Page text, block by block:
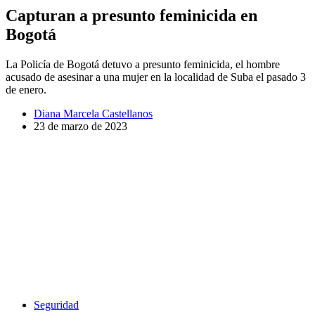
Capturan a presunto feminicida en
Bogotá
La Policía de Bogotá detuvo a presunto feminicida, el hombre
acusado de asesinar a una mujer en la localidad de Suba el pasado 3
de enero.
Diana Marcela Castellanos
23 de marzo de 2023
Seguridad